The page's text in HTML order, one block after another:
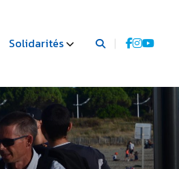
Solidarités